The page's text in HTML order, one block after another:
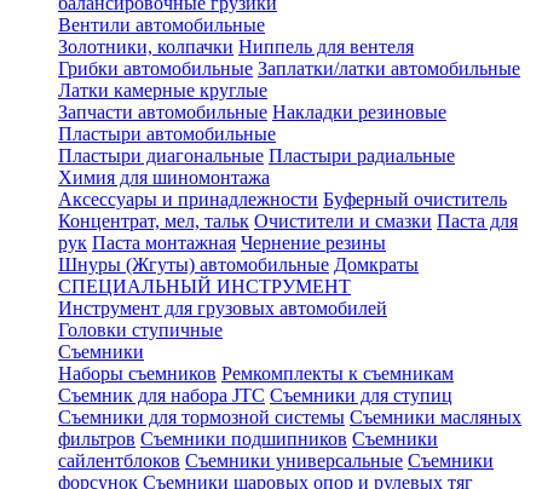
Вентили автомобильные
Золотники, колпачки Ниппель для вентеля
Грибки автомобильные Заплатки/латки автомобильные
Латки камерные круглые
Запчасти автомобильные Накладки резиновые
Пластыри автомобильные
Пластыри диагональные Пластыри радиальные
Химия для шиномонтажа
Аксессуары и принадлежности Буферный очиститель
Концентрат, мел, тальк Очистители и смазки Паста для
рук Паста монтажная Чернение резины
Шнуры (Жгуты) автомобильные Домкраты
СПЕЦИАЛЬНЫЙ ИНСТРУМЕНТ
Инструмент для грузовых автомобилей
Головки ступичные
Съемники
Наборы съемников Ремкомплекты к съемникам
Съемник для набора JTC Съемники для ступиц
Съемники для тормозной системы Съемники масляных
фильтров Съемники подшипников Съемники
сайлентблоков Съемники универсальные Съемники
форсунок Съемники шаровых опор и рулевых тяг